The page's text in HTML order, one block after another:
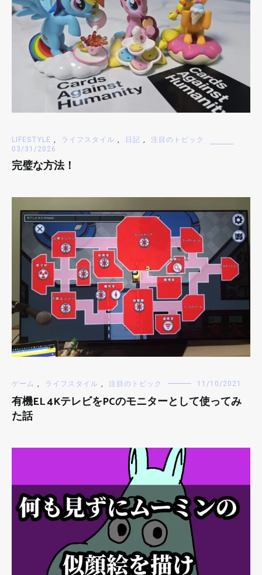
LIFESTYLE , ライフスタイル , 日記 ,
注目のトピック
03/31/2026
完璧な方法！
ゲーム , ライフスタイル , 注目のトピック 11/10/2021
有機EL 4KテレビをPCのモニターとして使ってみ
た話